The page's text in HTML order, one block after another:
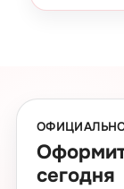
сегодня